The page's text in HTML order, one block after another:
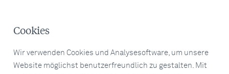
Cookies
Wir verwenden Cookies und Analysesoftware, um unsere
Website möglichst benutzerfreundlich zu gestalten. Mit